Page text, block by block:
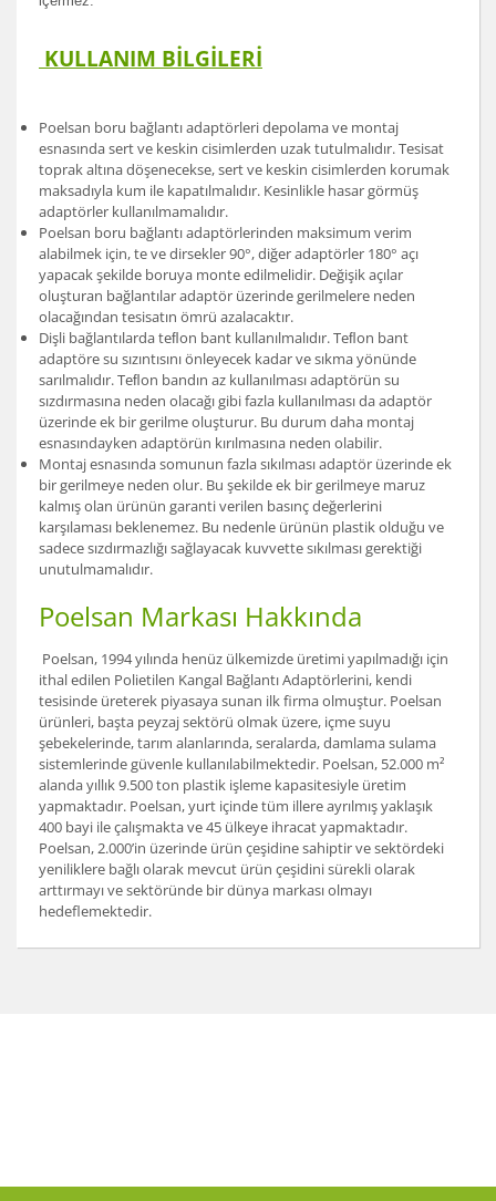
KULLANIM BİLGİLERİ
Poelsan boru bağlantı adaptörleri depolama ve montaj
esnasında sert ve keskin cisimlerden uzak tutulmalıdır. Tesisat
toprak altına döşenecekse, sert ve keskin cisimlerden korumak
maksadıyla kum ile kapatılmalıdır. Kesinlikle hasar görmüş
adaptörler kullanılmamalıdır.
Poelsan boru bağlantı adaptörlerinden maksimum verim
alabilmek için, te ve dirsekler 90°, diğer adaptörler 180° açı
yapacak şekilde boruya monte edilmelidir. Değişik açılar
oluşturan bağlantılar adaptör üzerinde gerilmelere neden
olacağından tesisatın ömrü azalacaktır.
Dişli bağlantılarda teﬂon bant kullanılmalıdır. Teﬂon bant
adaptöre su sızıntısını önleyecek kadar ve sıkma yönünde
sarılmalıdır. Teﬂon bandın az kullanılması adaptörün su
sızdırmasına neden olacağı gibi fazla kullanılması da adaptör
üzerinde ek bir gerilme oluşturur. Bu durum daha montaj
esnasındayken adaptörün kırılmasına neden olabilir.
Montaj esnasında somunun fazla sıkılması adaptör üzerinde ek
bir gerilmeye neden olur. Bu şekilde ek bir gerilmeye maruz
kalmış olan ürünün garanti verilen basınç değerlerini
karşılaması beklenemez. Bu nedenle ürünün plastik olduğu ve
sadece sızdırmazlığı sağlayacak kuvvette sıkılması gerektiği
unutulmamalıdır.
Poelsan Markası Hakkında
Poelsan, 1994 yılında henüz ülkemizde üretimi yapılmadığı için
ithal edilen Polietilen Kangal Bağlantı Adaptörlerini, kendi
tesisinde üreterek piyasaya sunan ilk firma olmuştur. Poelsan
ürünleri, başta peyzaj sektörü olmak üzere, içme suyu
şebekelerinde, tarım alanlarında, seralarda, damlama sulama
sistemlerinde güvenle kullanılabilmektedir. Poelsan, 52.000 m²
alanda yıllık 9.500 ton plastik işleme kapasitesiyle üretim
yapmaktadır. Poelsan, yurt içinde tüm illere ayrılmış yaklaşık
400 bayi ile çalışmakta ve 45 ülkeye ihracat yapmaktadır.
Poelsan, 2.000’in üzerinde ürün çeşidine sahiptir ve sektördeki
yeniliklere bağlı olarak mevcut ürün çeşidini sürekli olarak
arttırmayı ve sektöründe bir dünya markası olmayı
hedeflemektedir.
Ürün fiyatı diğer sitelerden daha pahalı.